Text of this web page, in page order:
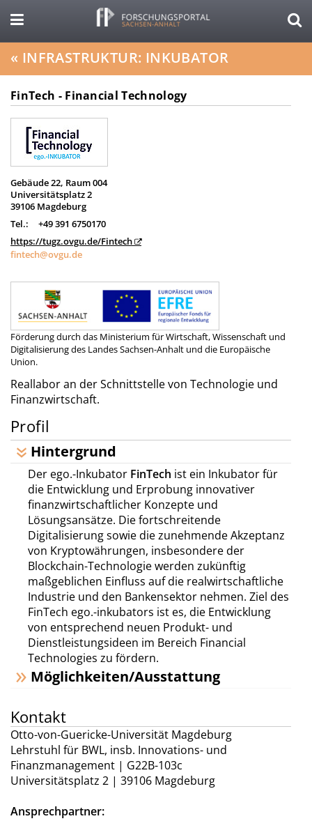
« INFRASTRUKTUR: INKUBATOR
FinTech - Financial Technology
Gebäude 22, Raum 004
Universitätsplatz 2
39106 Magdeburg
Tel.:
+49 391 6750170
https://tugz.ovgu.de/Fintech
fintech@ovgu.de
Förderung durch das Ministerium für Wirtschaft, Wissenschaft und
Digitalisierung des Landes Sachsen-Anhalt und die Europäische
Union.
Reallabor an der Schnittstelle von Technologie und
Finanzwirtschaft.
Profil
Hintergrund
Der ego.-Inkubator FinTech ist ein Inkubator für
die Entwicklung und Erprobung innovativer
finanzwirtschaftlicher Konzepte und
Lösungsansätze. Die fortschreitende
Digitalisierung sowie die zunehmende Akzeptanz
von Kryptowährungen, insbesondere der
Blockchain-Technologie werden zukünftig
maßgeblichen Einfluss auf die realwirtschaftliche
Industrie und den Bankensektor nehmen. Ziel des
FinTech ego.-inkubators ist es, die Entwicklung
von entsprechend neuen Produkt- und
Dienstleistungsideen im Bereich Financial
Technologies zu fördern.
Möglichkeiten/Ausstattung
Kontakt
Otto-von-Guericke-Universität Magdeburg
Lehrstuhl für BWL, insb. Innovations- und
Finanzmanagement | G22B-103c
Universitätsplatz 2 | 39106 Magdeburg
Ansprechpartner: